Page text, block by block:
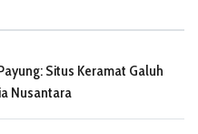
Situs Keramat Galuh
Nusantara